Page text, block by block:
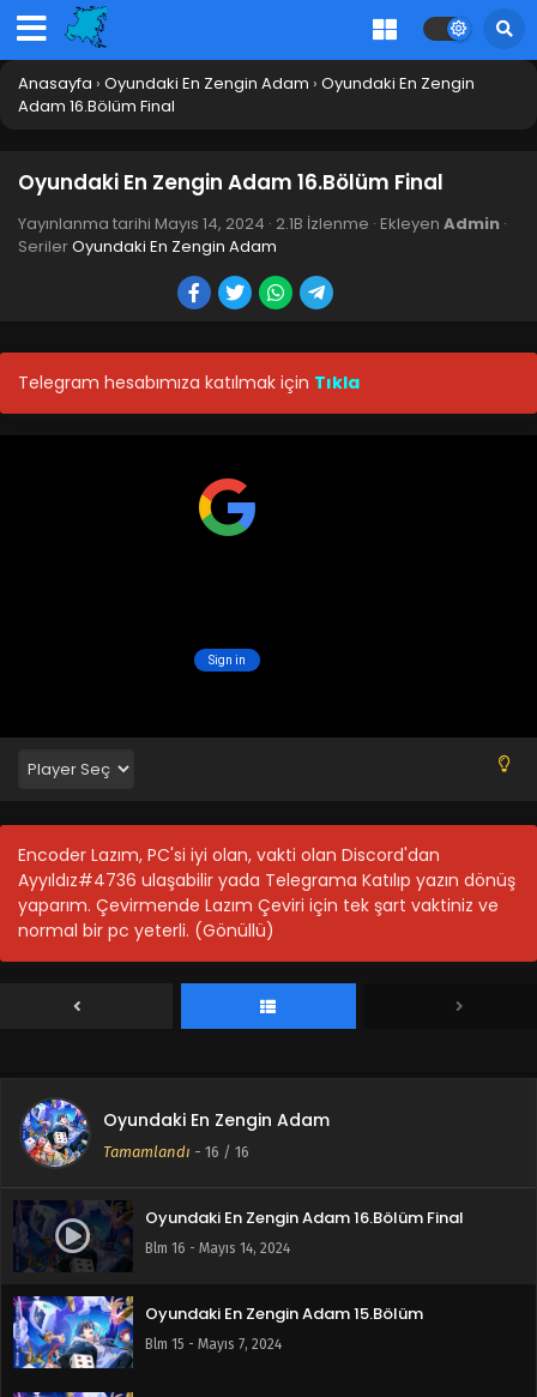
Anasayfa › Oyundaki En Zengin Adam › Oyundaki En Zengin
Adam 16.Bölüm Final
Oyundaki En Zengin Adam 16.Bölüm Final
Yayınlanma tarihi Mayıs 14, 2024 · 2.1B İzlenme · Ekleyen Admin ·
SerilerOyundaki En Zengin Adam
Telegram hesabımıza katılmak için Tıkla
Encoder Lazım, PC'si iyi olan, vakti olan Discord'dan
Ayyıldız#4736 ulaşabilir yada Telegrama Katılıp yazın dönüş
yaparım. Çevirmende Lazım Çeviri için tek şart vaktiniz ve
normal bir pc yeterli. (Gönüllü)
Oyundaki En Zengin Adam
Tamamlandı - 16 / 16
Oyundaki En Zengin Adam 16.Bölüm Final
Blm 16 - Mayıs 14, 2024
Oyundaki En Zengin Adam 15.Bölüm
Blm 15 - Mayıs 7, 2024